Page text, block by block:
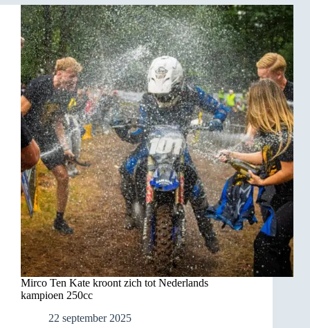
Mirco Ten Kate kroont zich tot Nederlands
kampioen 250cc
22 september 2025